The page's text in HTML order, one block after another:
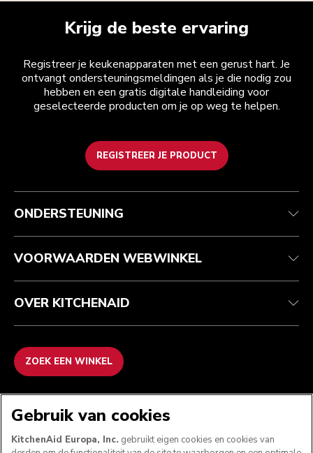
Krijg de beste ervaring
Registreer je keukenapparaten met een gerust hart. Je
ontvangt ondersteuningsmeldingen als je die nodig zou
hebben en een gratis digitale handleiding voor
geselecteerde producten om je op weg te helpen.
REGISTREER JE PRODUCT
Health check
Je bestelling volgen
Recupel
Algemene voorwaarden
Retournering en terugbetaling
ODR
Het merk
Zoek een winkel
ONDERSTEUNING
VOORWAARDEN WEBWINKEL
OVER KITCHENAID
ZOEK EEN WINKEL
Gebruik van cookies
KitchenAid Europa, Inc. gebruikt eigen cookies en cookies van